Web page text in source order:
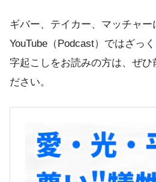
ギバー、テイカー、マッチャー
YouTube（Podcast）ではざっ
字起こしをお読みの方は、ぜひ
ださい。